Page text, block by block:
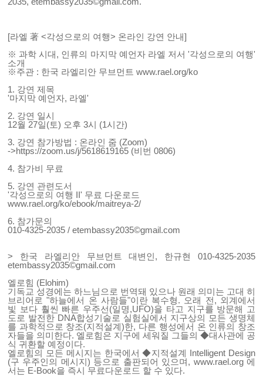
[라엘 著 <각성으로의 여행> 온라인 강연 안내]
※ 과학 시대, 인류의 마지막 예언자 라엘 저서 '각성으로의 여행'
소개
※주관 : 한국 라엘리안 무브먼트 www.rael.org/ko
1. 강연 제목
'마지막 예언자, 라엘'
2. 강연 일시
12월 27일(토) 오후 3시 (1시간)
3. 강연 참가방법 : 온라인 줌 (Zoom)
->https://zoom.us/j/5618619165 (비번 0806)
4. 참가비 무료
5. 강연 관련도서
'각성으로의 여행 II' 무료 다운로드
www.rael.org/ko/ebook/maitreya-2/
6. 참가문의
010-4325-2035 / etembassy2035©gmail.com
> 한국 라엘리안 무브먼트 대변인, 한규현 010-4325-2035
etembassy2035©gmail.com
엘로힘 (Elohim)
기독교 성경에는 하느님으로 번역돼 있으나 원래 의미는 고대 히
브리어로 "하늘에서 온 사람들"이란 복수형. 오래 전, 외계에서
빛 보다 훨씬 빠른 우주선(일명,UFO)을 타고 지구를 방문해 고
도로 발전한 DNA합성기술로 실험실에서 지구상의 모든 생명체
를 과학적으로 창조(지적설계)한, 다른 행성에서 온 인류의 창조
자들을 의미한다. 엘로힘은 지구에 세워질 그들의 ◆대사관에 공
식 귀환할 예정이다.
엘로힘의 모든 메시지는 한국에서 ◆지적설계 Intelligent Design
(구 우주인의 메시지) 등으로 출판되어 있으며, www.rael.org에
서는 E-Book을 즉시 무료다운로드 할 수 있다.